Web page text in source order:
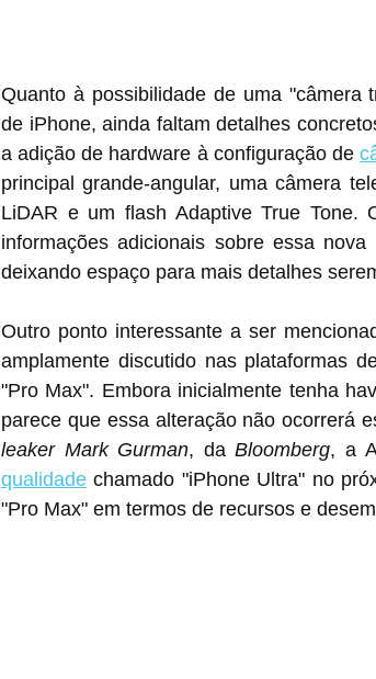
Quanto à possibilidade de uma "câmera
de iPhone, ainda faltam detalhes
a adição de hardware à configuração de
principal grande-angular, uma câmera
LiDAR e um flash Adaptive True Tone.
informações adicionais sobre essa
deixando espaço para mais detalhes
Outro ponto interessante a ser
amplamente discutido nas plataformas
"Pro Max". Embora inicialmente tenha
leaker Mark Gurman, da Bloomberg, a
qualidade chamado "iPhone Ultra" no
"Pro Max" em termos de recursos e